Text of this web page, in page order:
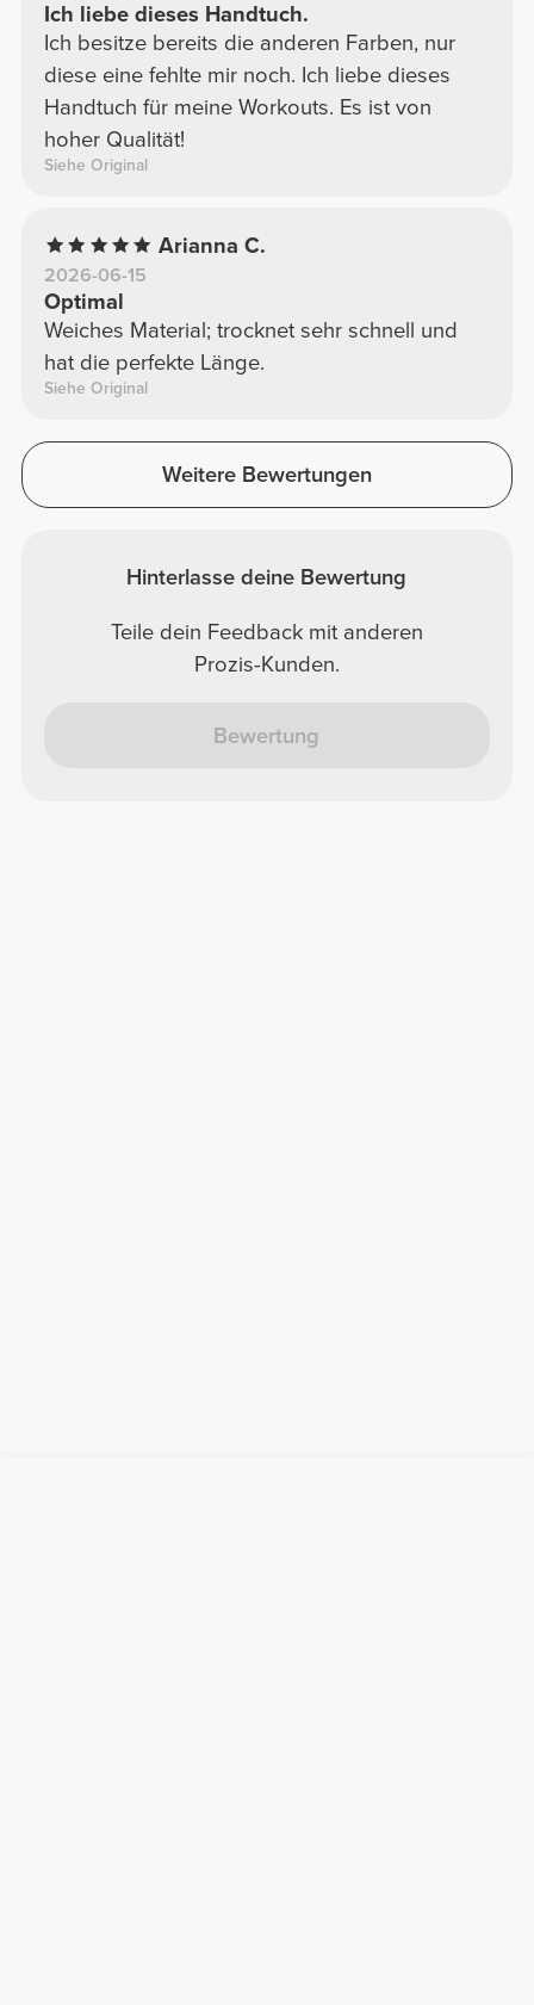
Ich liebe dieses Handtuch.
Ich besitze bereits die anderen Farben, nur
diese eine fehlte mir noch. Ich liebe dieses
Handtuch für meine Workouts. Es ist von
hoher Qualität!
Siehe Original
Arianna C.
2026-06-15
Optimal
Weiches Material; trocknet sehr schnell und
hat die perfekte Länge.
Siehe Original
Weitere Bewertungen
Hinterlasse deine Bewertung
Teile dein Feedback mit anderen
Prozis-Kunden.
Bewertung